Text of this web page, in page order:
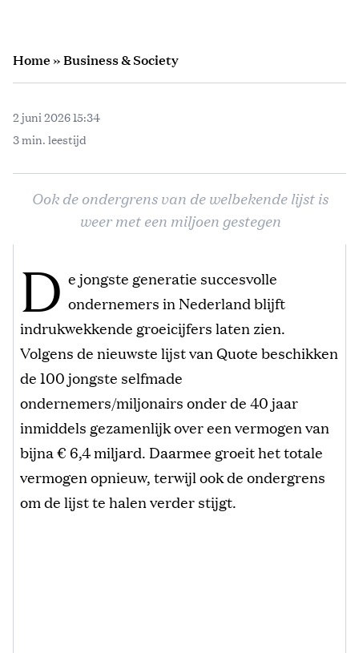
Home»Business & Society
2 juni 2026 15:34
3 min. leestijd
Ook de ondergrens van de welbekende lijst is
weer met een miljoen gestegen
D e jongste generatie succesvolle
ondernemers in Nederland blijft
indrukwekkende groeicijfers laten zien.
Volgens de nieuwste lijst van Quote beschikken
de 100 jongste selfmade
ondernemers/miljonairs onder de 40 jaar
inmiddels gezamenlijk over een vermogen van
bijna € 6,4 miljard. Daarmee groeit het totale
vermogen opnieuw, terwijl ook de ondergrens
om de lijst te halen verder stijgt.